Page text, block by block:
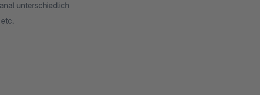
unterschiedlich